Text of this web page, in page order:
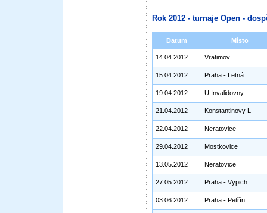
Rok 2012 - turnaje Open -
Datum Místo
14.04.2012 Vratimov
15.04.2012 Praha - Letná
19.04.2012 U Invalidovny
21.04.2012 Konstantinovy L
22.04.2012 Neratovice
29.04.2012 Mostkovice
13.05.2012 Neratovice
27.05.2012 Praha - Vypich
03.06.2012 Praha - Petřín